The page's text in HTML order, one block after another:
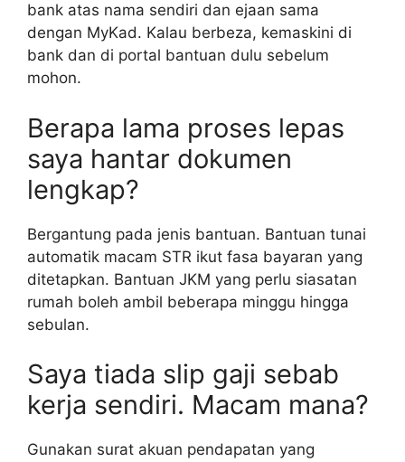
bank atas nama sendiri dan ejaan sama
dengan MyKad. Kalau berbeza, kemaskini di
bank dan di portal bantuan dulu sebelum
mohon.
Berapa lama proses lepas
saya hantar dokumen
lengkap?
Bergantung pada jenis bantuan. Bantuan tunai
automatik macam STR ikut fasa bayaran yang
ditetapkan. Bantuan JKM yang perlu siasatan
rumah boleh ambil beberapa minggu hingga
sebulan.
Saya tiada slip gaji sebab
kerja sendiri. Macam mana?
Gunakan surat akuan pendapatan yang